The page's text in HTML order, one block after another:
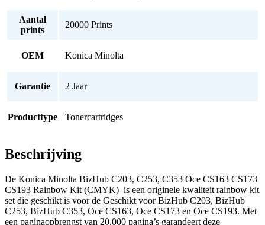
Aantal
prints
20000 Prints
OEM Konica Minolta
Garantie 2 Jaar
Producttype Tonercartridges
Beschrijving
De Konica Minolta BizHub C203, C253, C353 Oce CS163 CS173
CS193 Rainbow Kit (CMYK) is een originele kwaliteit rainbow kit
set die geschikt is voor de Geschikt voor BizHub C203, BizHub
C253, BizHub C353, Oce CS163, Oce CS173 en Oce CS193. Met
een paginaopbrengst van 20.000 pagina’s garandeert deze